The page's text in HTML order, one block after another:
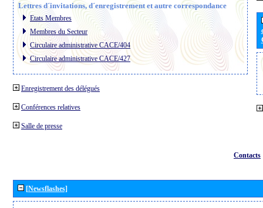
Lettres d´invitations, d´enregistrement et autre correspondance
Etats Membres
Membres du Secteur
Circulaire administrative CACE/404
Circulaire administrative CACE/427
Enregistrement des délégués
Conférences relatives
Salle de presse
Contacts
[Newsflashes]